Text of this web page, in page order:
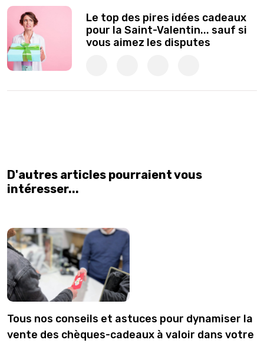
Le top des pires idées cadeaux
pour la Saint-Valentin... sauf si
vous aimez les disputes
D'autres articles pourraient vous
intéresser...
Tous nos conseils et astuces pour dynamiser la
vente des chèques-cadeaux à valoir dans votre